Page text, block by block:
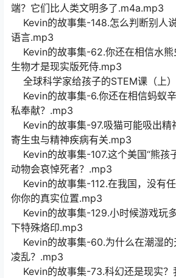
端？它们比人类文明多了.m4a.mp3
Kevin的故事集-148.怎么判断别人
语言.mp3
Kevin的故事集-62.你还在相信水熊
生物才是现实版死侍.mp3
全球科学家给孩子的STEM课（上
Kevin的故事集-6.你还在相信蚂蚁
私奉献？.mp3
Kevin的故事集-97.吸猫可能吸出精
寄生虫与精神疾病有关.mp3
Kevin的故事集-107.这个美国“熊孩
动物会哀悼死者？.mp3
Kevin的故事集-112.在我国，没有
你你的真实位置.mp3
Kevin的故事集-129.小时候游戏玩
下特殊烙印.mp3
Kevin的故事集-60.为什么在潮湿的
凌乱？.mp3
Kevin的故事集-73.科幻还是现实？